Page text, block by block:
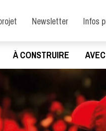
Newsletter Infos
À CONSTRUIRE